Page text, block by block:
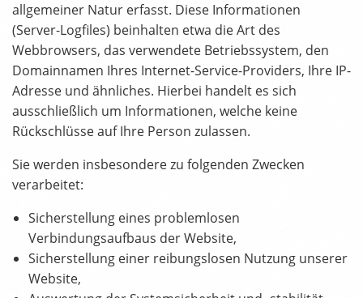
allgemeiner Natur erfasst. Diese Informationen
(Server-Logfiles) beinhalten etwa die Art des
Webbrowsers, das verwendete Betriebssystem, den
Domainnamen Ihres Internet-Service-Providers, Ihre IP-
Adresse und ähnliches. Hierbei handelt es sich
ausschließlich um Informationen, welche keine
Rückschlüsse auf Ihre Person zulassen.
Sie werden insbesondere zu folgenden Zwecken
verarbeitet:
Sicherstellung eines problemlosen
Verbindungsaufbaus der Website,
Sicherstellung einer reibungslosen Nutzung unserer
Website,